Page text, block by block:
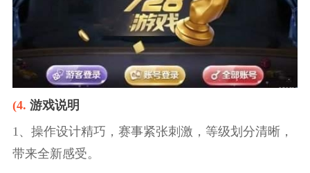
(4. 游戏说明
1、操作设计精巧，赛事紧张刺激，等级划分清晰，
带来全新感受。